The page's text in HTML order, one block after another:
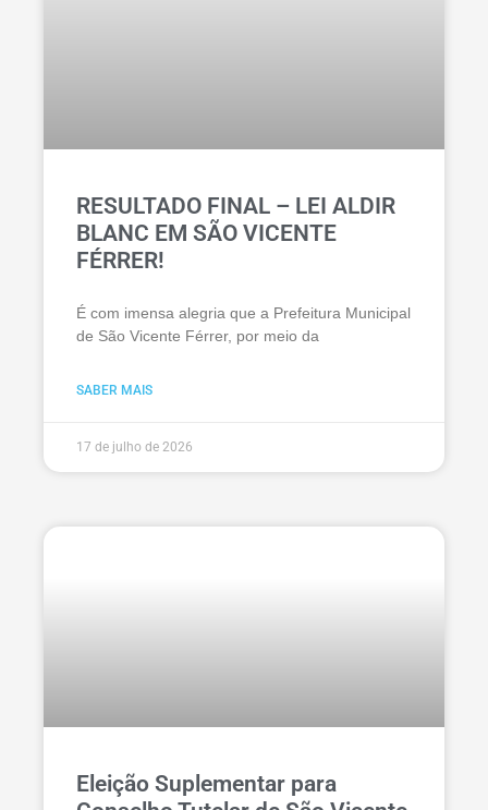
RESULTADO FINAL – LEI ALDIR
BLANC EM SÃO VICENTE
FÉRRER!
É com imensa alegria que a Prefeitura Municipal
de São Vicente Férrer, por meio da
SABER MAIS
17 de julho de 2026
Eleição Suplementar para